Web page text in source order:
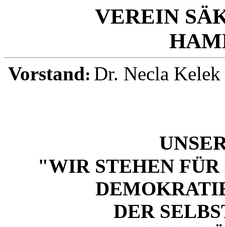
VEREIN
Vorstand: Dr. Necla Kelek
"WIR STEHEN
DER